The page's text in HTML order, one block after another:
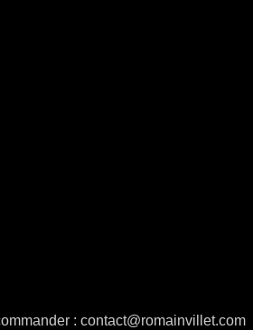
: contact@romainvillet.com